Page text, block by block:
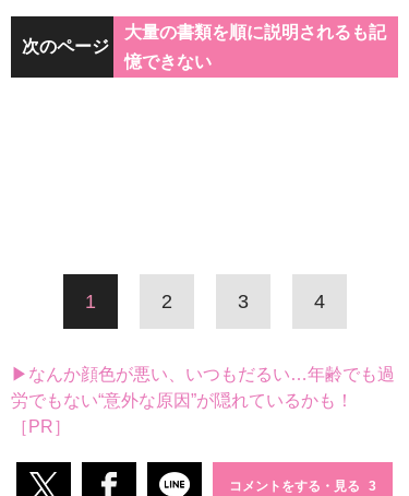
次のページ
大量の書類を順に説明されるも記
憶できない
1 2 3 4
▶なんか顔色が悪い、いつもだるい…年齢でも過
労でもない“意外な原因”が隠れているかも！
［PR］
コメントをする・見る